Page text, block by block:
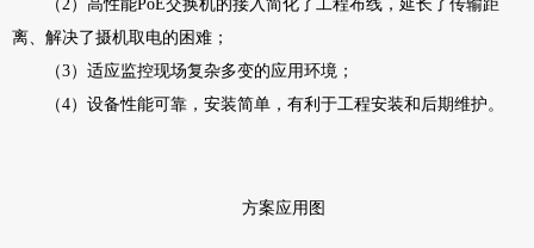
（2）高性能PoE交换机的接入简化了工程布线，延长了传输距
离、解决了摄机取电的困难；
（3）适应监控现场复杂多变的应用环境；
（4）设备性能可靠，安装简单，有利于工程安装和后期维护。
方案应用图